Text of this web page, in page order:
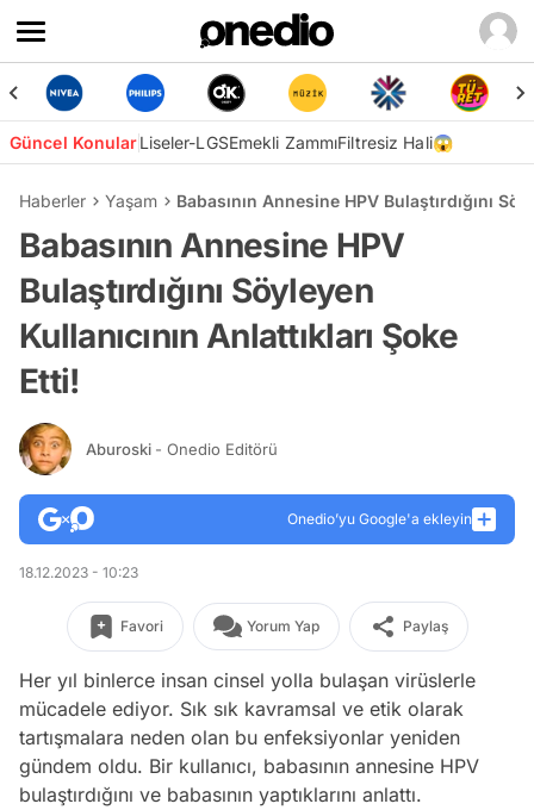
Güncel KonularLiseler-LGSEmekli ZammıFiltresiz Hali😱
Haberler Yaşam Babasının Annesine HPV Bulaştırdığını
Babasının Annesine HPV
Bulaştırdığını Söyleyen
Kullanıcının Anlattıkları Şoke
Etti!
Aburoski - Onedio Editörü
Onedio’yu Google'a ekleyin
18.12.2023 - 10:23
Favori Yorum Yap Paylaş
Her yıl binlerce insan cinsel yolla bulaşan virüslerle
mücadele ediyor. Sık sık kavramsal ve etik olarak
tartışmalara neden olan bu enfeksiyonlar yeniden
gündem oldu. Bir kullanıcı, babasının annesine HPV
bulaştırdığını ve babasının yaptıklarını anlattı.